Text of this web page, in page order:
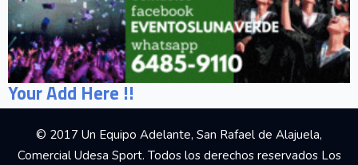
Your Add Here !!
© 2017 Un Equipo Adelante, San Rafael de Alajuela,
Comercial Udesa Sport. Todos los derechos reservados Los